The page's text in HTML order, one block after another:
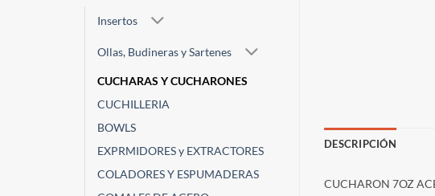
Insertos
Ollas, Budineras y Sartenes
CUCHARAS Y CUCHARONES
CUCHILLERIA
BOWLS
EXPRMIDORES y EXTRACTORES
COLADORES Y ESPUMADERAS
DESCRIPCIÓN
CUCHARON 7OZ